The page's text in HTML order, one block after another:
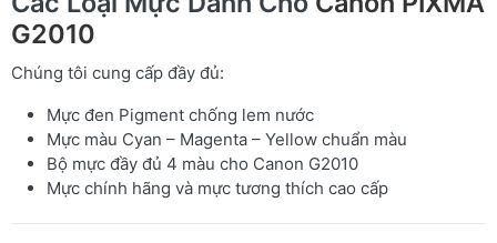
G2010
Chúng tôi cung cấp đầy đủ:
Mực đen Pigment chống lem nước
Mực màu Cyan – Magenta – Yellow chuẩn màu
Bộ mực đầy đủ 4 màu cho Canon G2010
Mực chính hãng và mực tương thích cao cấp